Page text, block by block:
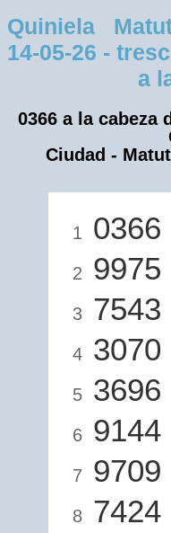
Quiniela
14-05-26 -
a
0366 a la cabeza
Ciudad -
1 0366
2 9975
3 7543
4 3070
5 3696
6 9144
7 9709
8 7424